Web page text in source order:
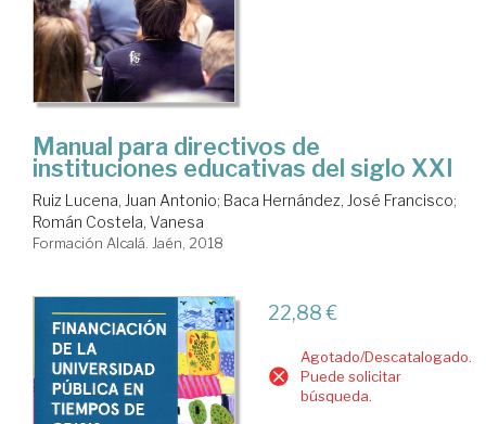
Manual para directivos de
instituciones educativas del siglo XXI
Ruiz Lucena, Juan Antonio; Baca Hernández, José Francisco;
Román Costela, Vanesa
Formación Alcalá. Jaén, 2018
22,88 €
Agotado/Descatalogado.
Puede solicitar
búsqueda.